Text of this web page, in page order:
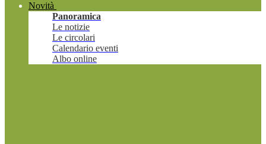
Novità
Panoramica
Le notizie
Le circolari
Calendario eventi
Albo online